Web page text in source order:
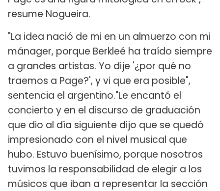
resume Nogueira.
"La idea nació de mi en un almuerzo con mi
mánager, porque Berkleé ha traído siempre
a grandes artistas. Yo dije '¿por qué no
traemos a Page?', y vi que era posible",
sentencia el argentino."Le encantó el
concierto y en el discurso de graduación
que dio al día siguiente dijo que se quedó
impresionado con el nivel musical que
hubo. Estuvo buenísimo, porque nosotros
tuvimos la responsabilidad de elegir a los
músicos que iban a representar la sección